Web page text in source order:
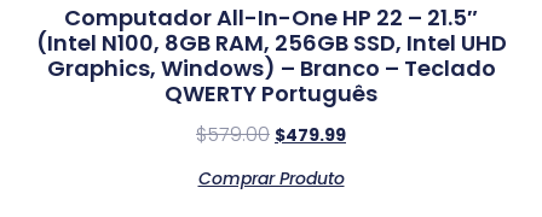
Computador All-In-One HP 22 – 21.5″
(Intel N100, 8GB RAM, 256GB SSD, Intel UHD
Graphics, Windows) – Branco – Teclado
QWERTY Português
$579.00 $479.99
Comprar Produto